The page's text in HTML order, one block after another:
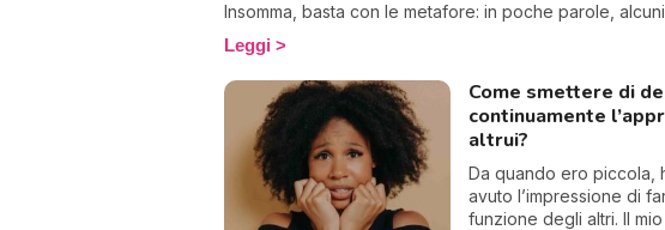
Insomma, basta con le metafore: in poche parole,
pensare positivo.
Leggi
Come smettere di
continuamente
altrui?
Da quando ero piccola,
avuto l’impressione di
funzione degli altri. Il